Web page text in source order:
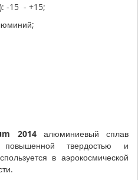
-15 - +15;
2014алюминиевый сплав
твердостью и
в аэрокосмической